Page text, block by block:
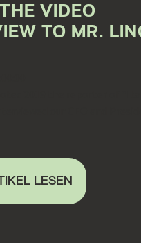
VIDEO
TO MR.
LESEN